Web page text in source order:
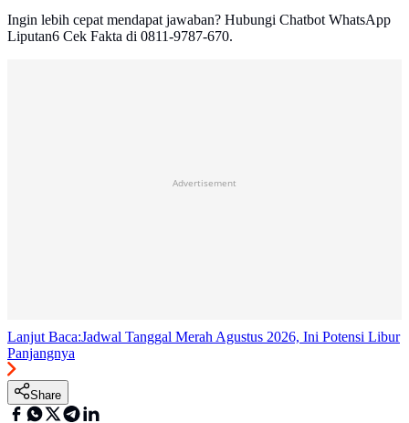
Ingin lebih cepat mendapat jawaban? Hubungi Chatbot WhatsApp
Liputan6 Cek Fakta di 0811-9787-670.
Advertisement
Lanjut Baca:Jadwal Tanggal Merah Agustus 2026, Ini Potensi Libur
Panjangnya
Share